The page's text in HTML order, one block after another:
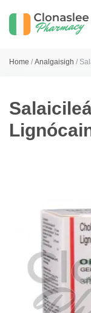
Home / Analgaisigh /